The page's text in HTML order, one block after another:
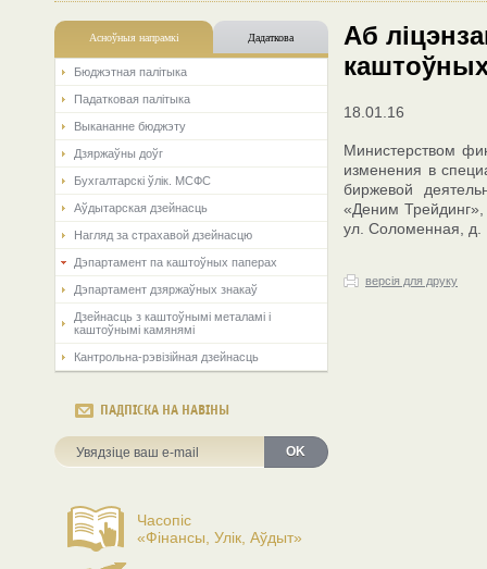
Асноўныя напрамкi Дадаткова
Бюджэтная палiтыка
Падатковая палітыка
Выкананне бюджэту
Дзяржаўны доўг
Бухгалтарскі ўлік. МСФС
Аўдытарская дзейнасць
Нагляд за страхавой дзейнасцю
Дэпартамент па каштоўных паперах
Дэпартамент дзяржаўных знакаў
Дзейнасць з каштоўнымі металамі і
каштоўнымі камянямі
Кантрольна-рэвізійная дзейнасць
ПАДПІСКА НА НАВІНЫ
OK
Часопіс
«Фінансы, Улік, Аўдыт»
Аб
18.01.16
Министерством
изменения в
биржевой
«Деним
ул. Соломенная, д.
версія для друку